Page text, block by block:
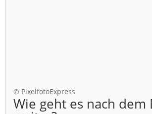
© PixelfotoExpress
Wie geht es nach dem